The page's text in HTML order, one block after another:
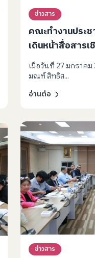
ข่าวสาร
คณะทำงานประ
เดินหน้าสื่อสารเ
Power of
ปฐมวัยสู่การปฏิบั
เมื่อวันที่ 27 มกราค
มณฑ์ สิทธิส...
อ่านต่อ
ข่าวสาร